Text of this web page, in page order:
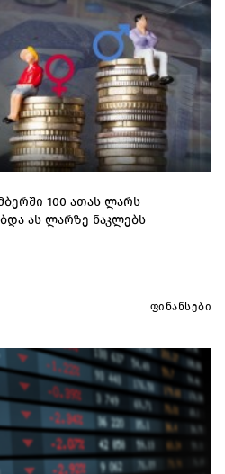
100 ათას ლარს
ას ლარზე ნაკლებს
ფინანსები